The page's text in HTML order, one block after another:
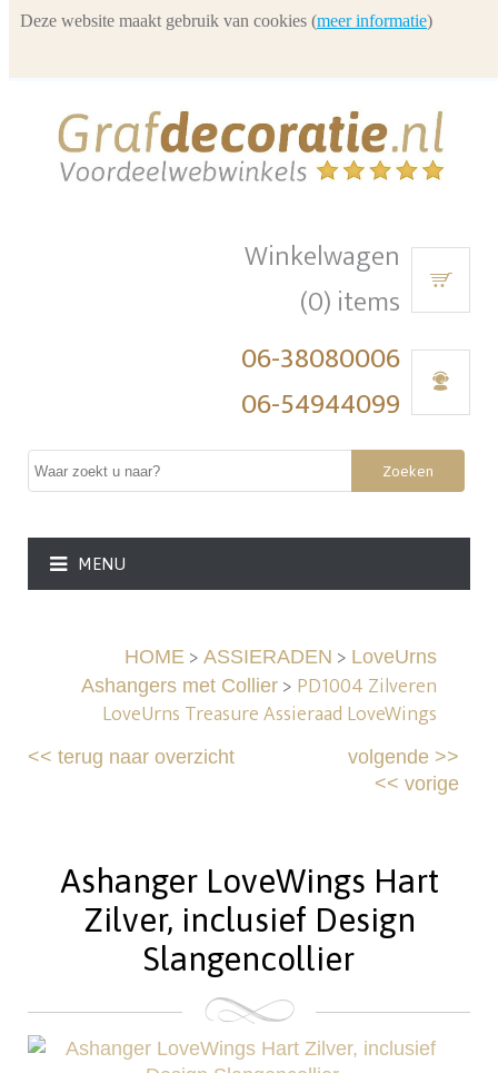
Winkelwagen
(0) items
06-38080006
06-54944099
Zoeken
MENU
HOME> ASSIERADEN > LoveUrns
Ashangers met Collier> PD1004 Zilveren
LoveUrns Treasure Assieraad LoveWings
<<terug naar overzicht volgende>>
<< vorige
Ashanger LoveWings Hart
Zilver, inclusief Design
Slangencollier
Deze website maakt gebruik van cookies (meer informatie)